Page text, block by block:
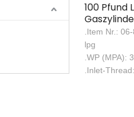
100 Pfund
Safety
Mexiko
.Item Nr.:
lpg
.WP (MPA):
.Inlet-